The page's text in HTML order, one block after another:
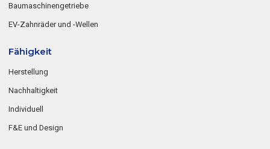
Baumaschinengetriebe
EV-Zahnräder und -Wellen
Fähigkeit
Herstellung
Nachhaltigkeit
Individuell
F&E und Design